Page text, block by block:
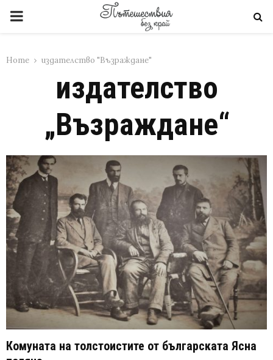
PRIMARY
Home издателство "Възраждане"
издателство
„Възраждане“
Комуната на толстоистите от българската Ясна